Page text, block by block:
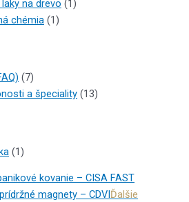
na drevo (1)
chémia (1)
(7)
a špeciality (13)
(1)
kovanie – CISA FAST
magnety – CDVIĎalšie